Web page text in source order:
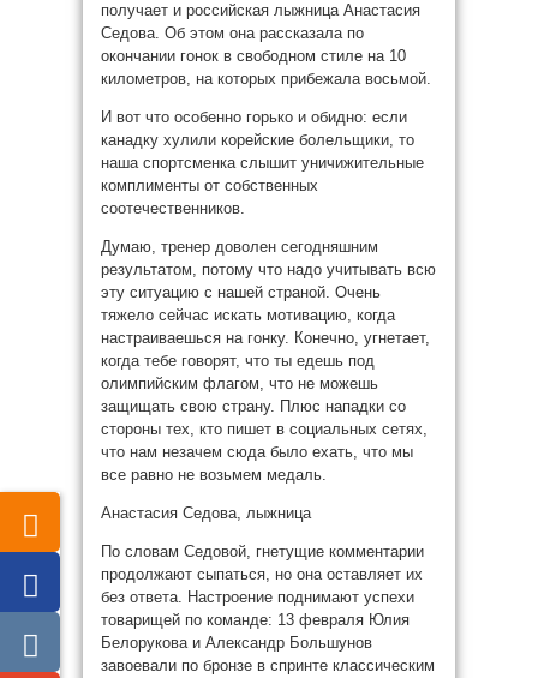
получает и российская лыжница Анастасия
Седова. Об этом она рассказала по
окончании гонок в свободном стиле на 10
километров, на которых прибежала восьмой.
И вот что особенно горько и обидно: если
канадку хулили корейские болельщики, то
наша спортсменка слышит уничижительные
комплименты от собственных
соотечественников.
Думаю, тренер доволен сегодняшним
результатом, потому что надо учитывать всю
эту ситуацию с нашей страной. Очень
тяжело сейчас искать мотивацию, когда
настраиваешься на гонку. Конечно, угнетает,
когда тебе говорят, что ты едешь под
олимпийским флагом, что не можешь
защищать свою страну. Плюс нападки со
стороны тех, кто пишет в социальных сетях,
что нам незачем сюда было ехать, что мы
все равно не возьмем медаль.
Анастасия Седова, лыжница
По словам Седовой, гнетущие комментарии
продолжают сыпаться, но она оставляет их
без ответа. Настроение поднимают успехи
товарищей по команде: 13 февраля Юлия
Белорукова и Александр Большунов
завоевали по бронзе в спринте классическим